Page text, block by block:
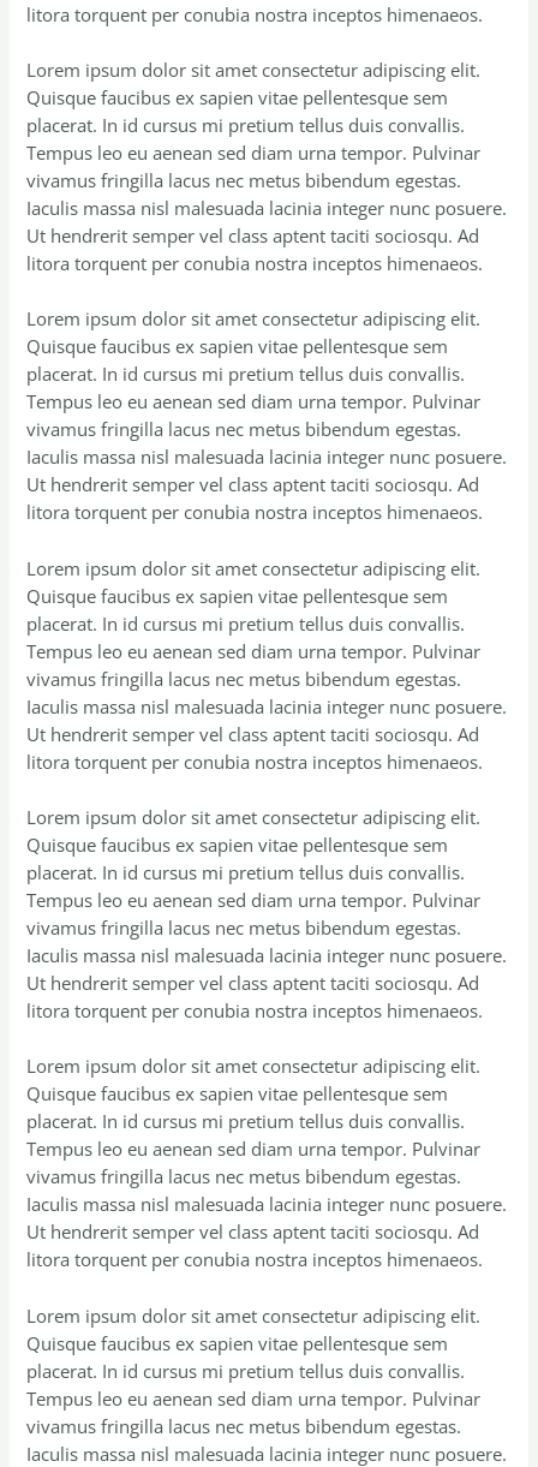
litora torquent per conubia nostra inceptos himenaeos.
Lorem ipsum dolor sit amet consectetur adipiscing elit.
Quisque faucibus ex sapien vitae pellentesque sem
placerat. In id cursus mi pretium tellus duis convallis.
Tempus leo eu aenean sed diam urna tempor. Pulvinar
vivamus fringilla lacus nec metus bibendum egestas.
Iaculis massa nisl malesuada lacinia integer nunc posuere.
Ut hendrerit semper vel class aptent taciti sociosqu. Ad
litora torquent per conubia nostra inceptos himenaeos.
Lorem ipsum dolor sit amet consectetur adipiscing elit.
Quisque faucibus ex sapien vitae pellentesque sem
placerat. In id cursus mi pretium tellus duis convallis.
Tempus leo eu aenean sed diam urna tempor. Pulvinar
vivamus fringilla lacus nec metus bibendum egestas.
Iaculis massa nisl malesuada lacinia integer nunc posuere.
Ut hendrerit semper vel class aptent taciti sociosqu. Ad
litora torquent per conubia nostra inceptos himenaeos.
Lorem ipsum dolor sit amet consectetur adipiscing elit.
Quisque faucibus ex sapien vitae pellentesque sem
placerat. In id cursus mi pretium tellus duis convallis.
Tempus leo eu aenean sed diam urna tempor. Pulvinar
vivamus fringilla lacus nec metus bibendum egestas.
Iaculis massa nisl malesuada lacinia integer nunc posuere.
Ut hendrerit semper vel class aptent taciti sociosqu. Ad
litora torquent per conubia nostra inceptos himenaeos.
Lorem ipsum dolor sit amet consectetur adipiscing elit.
Quisque faucibus ex sapien vitae pellentesque sem
placerat. In id cursus mi pretium tellus duis convallis.
Tempus leo eu aenean sed diam urna tempor. Pulvinar
vivamus fringilla lacus nec metus bibendum egestas.
Iaculis massa nisl malesuada lacinia integer nunc posuere.
Ut hendrerit semper vel class aptent taciti sociosqu. Ad
litora torquent per conubia nostra inceptos himenaeos.
Lorem ipsum dolor sit amet consectetur adipiscing elit.
Quisque faucibus ex sapien vitae pellentesque sem
placerat. In id cursus mi pretium tellus duis convallis.
Tempus leo eu aenean sed diam urna tempor. Pulvinar
vivamus fringilla lacus nec metus bibendum egestas.
Iaculis massa nisl malesuada lacinia integer nunc posuere.
Ut hendrerit semper vel class aptent taciti sociosqu. Ad
litora torquent per conubia nostra inceptos himenaeos.
Lorem ipsum dolor sit amet consectetur adipiscing elit.
Quisque faucibus ex sapien vitae pellentesque sem
placerat. In id cursus mi pretium tellus duis convallis.
Tempus leo eu aenean sed diam urna tempor. Pulvinar
vivamus fringilla lacus nec metus bibendum egestas.
Iaculis massa nisl malesuada lacinia integer nunc posuere.